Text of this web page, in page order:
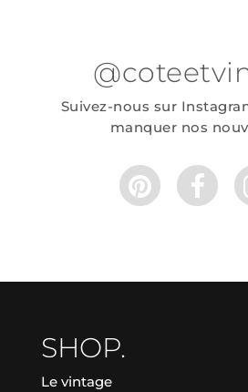
Suivez-nous sur
manquer nos
SHOP.
Le vintage